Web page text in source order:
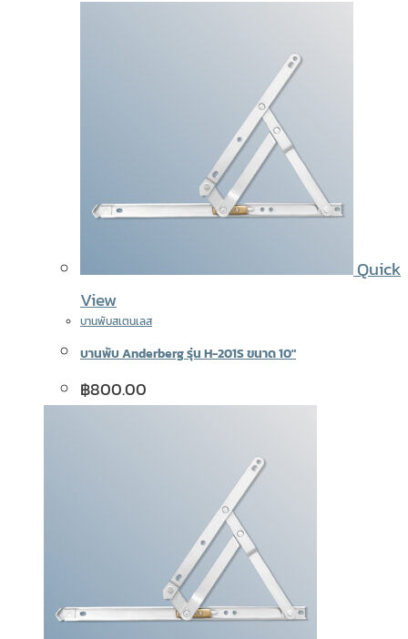
Quick
View
บานพับสเตนเลส
บานพับ Anderberg รุ่น H-201S ขนาด 10″
฿800.00